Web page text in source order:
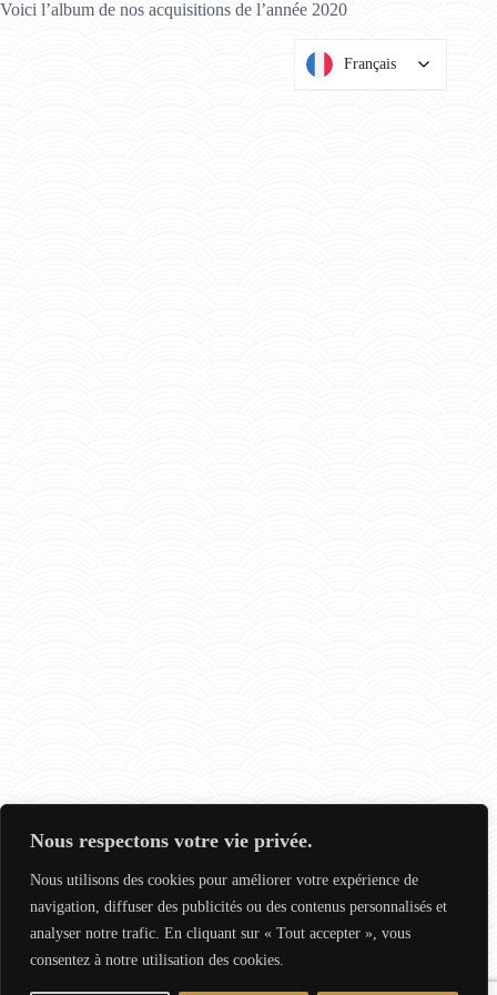
Nous respectons votre vie privée.
Nous utilisons des cookies pour améliorer votre expérience de
navigation, diffuser des publicités ou des contenus personnalisés et
analyser notre trafic. En cliquant sur « Tout accepter », vous
consentez à notre utilisation des cookies.
Voici l’album de nos acquisitions de l’année 2020
Français
Français